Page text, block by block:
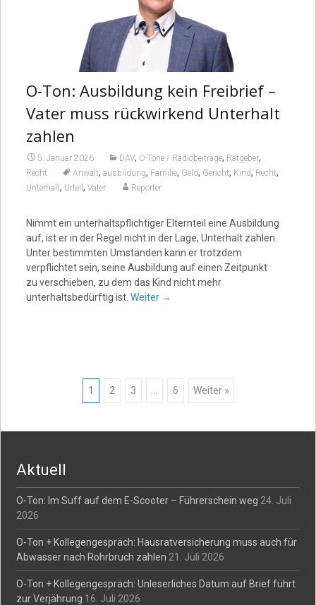
O-Ton: Ausbildung kein Freibrief –
Vater muss rückwirkend Unterhalt
zahlen
5. Januar 2026 DAV, O-Töne / Radiobeiträge, Ratgeber,
Recht Anwalt, ausbildung, Familie, Geld, Gericht, Kind, Recht,
Unterhalt, Urteil , Vater Reporter
Nimmt ein unterhaltspflichtiger Elternteil eine Ausbildung
auf, ist er in der Regel nicht in der Lage, Unterhalt zahlen.
Unter bestimmten Umständen kann er trotzdem
verpflichtet sein, seine Ausbildung auf einen Zeitpunkt
zu verschieben, zu dem das Kind nicht mehr
unterhaltsbedürftig ist. Weiter →
Posts
navigation
1 2 3 6 Weiter »
Aktuell
O-Ton: Im Suff auf dem E-Scooter – Führerschein weg 24. Juli
2026
O-Ton + Kollegengespräch: Hausratversicherung muss auch für
Abwasser nach Rohrbruch zahlen 21. Juli 2026
O-Ton + Kollegengespräch: Unleserliches Datum auf Brief führt
zur Verjährung 16. Juli 2026